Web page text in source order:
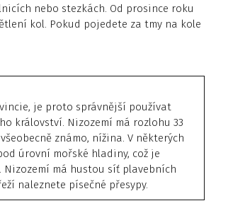
nebo stezkách. Od prosince roku
kol. Pokud pojedete za tmy na kole
je proto správnější používat
království. Nizozemí má rozlohu 33
známo, nížina. V některých
úrovní mořské hladiny, což je
má hustou síť plavebních
naleznete písečné přesypy.